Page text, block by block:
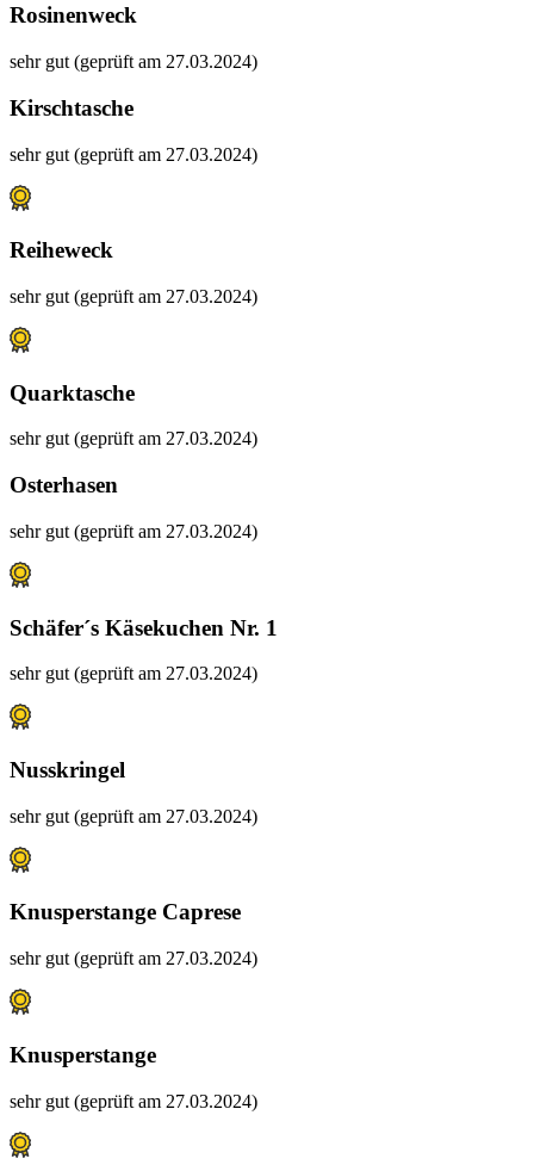
Rosinenweck
sehr gut (geprüft am 27.03.2024)
Kirschtasche
sehr gut (geprüft am 27.03.2024)
Reiheweck
sehr gut (geprüft am 27.03.2024)
Quarktasche
sehr gut (geprüft am 27.03.2024)
Osterhasen
sehr gut (geprüft am 27.03.2024)
Schäfer´s Käsekuchen Nr. 1
sehr gut (geprüft am 27.03.2024)
Nusskringel
sehr gut (geprüft am 27.03.2024)
Knusperstange Caprese
sehr gut (geprüft am 27.03.2024)
Knusperstange
sehr gut (geprüft am 27.03.2024)